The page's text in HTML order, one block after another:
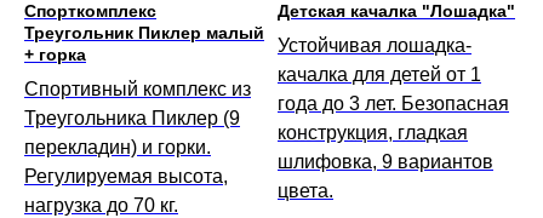
Спорткомплекс
Треугольник Пиклер малый
+ горка
Спортивный комплекс из
Треугольника Пиклер (9
перекладин) и горки.
Регулируемая высота,
нагрузка до 70 кг.
Детская качалка "Лошадка"
Устойчивая лошадка-
качалка для детей от 1
года до 3 лет. Безопасная
конструкция, гладкая
шлифовка, 9 вариантов
цвета.